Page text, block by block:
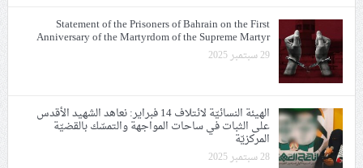
Statement of the Prisoners of Bahrain on the First
Anniversary of the Martyrdom of the Supreme Martyr
29 سبتمبر 2025
الهيئة النسائيّة لائتلاف 14 فبراير: نعاهد الشهيد الأقدس
على الثبات في ساحات المواجهة والتمسّك بالقضيّة
المركزيّة
28 سبتمبر 2025